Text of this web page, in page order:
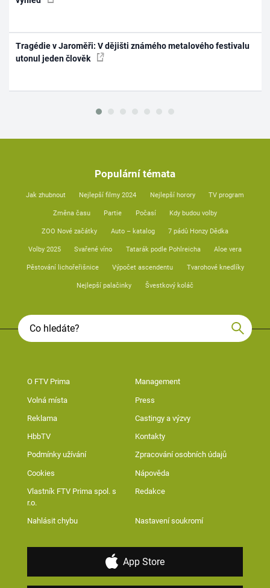
Tragédie v Jaroměři: V dějišti známého metalového festivalu
utonul jeden člověk
Populární témata
Jak zhubnout Nejlepší filmy 2024 Nejlepší horory TV program
Změna času Partie Počasí Kdy budou volby
ZOO Nové začátky Auto – katalog 7 pádů Honzy Dědka
Volby 2025 Svařené víno Tatarák podle Pohlreicha Aloe vera
Pěstování lichořeřišnice Výpočet ascendentu Tvarohové knedlíky
Nejlepší palačinky Švestkový koláč
O FTV Prima Management
Volná místa Press
Reklama Castingy a výzvy
HbbTV Kontakty
Podmínky užívání Zpracování osobních údajů
Cookies Nápověda
Vlastník FTV Prima spol. s
r.o.
Redakce
Nahlásit chybu Nastavení soukromí
App Store